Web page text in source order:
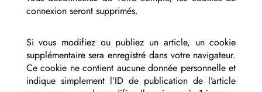
connexion seront supprimés.
Si vous modifiez ou publiez un article, un cookie
supplémentaire sera enregistré dans votre navigateur.
Ce cookie ne contient aucune donnée personnelle et
indique simplement l’ID de publication de l’article